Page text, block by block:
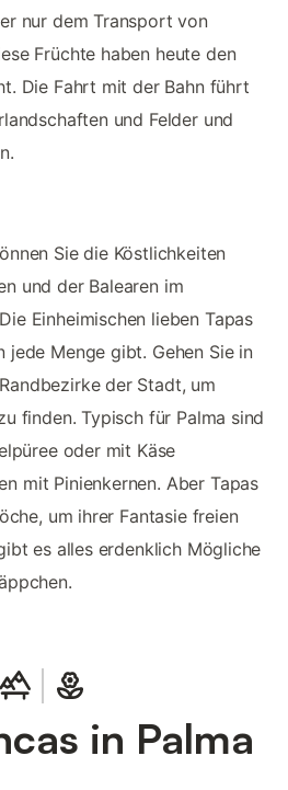
nur dem Transport von
Früchte haben heute den
Die Fahrt mit der Bahn führt
und Felder und
Sie die Köstlichkeiten
und der Balearen im
Einheimischen lieben Tapas
jede Menge gibt. Gehen Sie in
der Stadt, um
finden. Typisch für Palma sind
oder mit Käse
mit Pinienkernen. Aber Tapas
um ihrer Fantasie freien
es alles erdenklich Mögliche
in Palma